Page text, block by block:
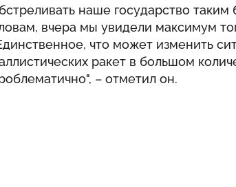
наше государство
вчера мы увидели максимум
что может изменить
ракет в большом
– отметил он.